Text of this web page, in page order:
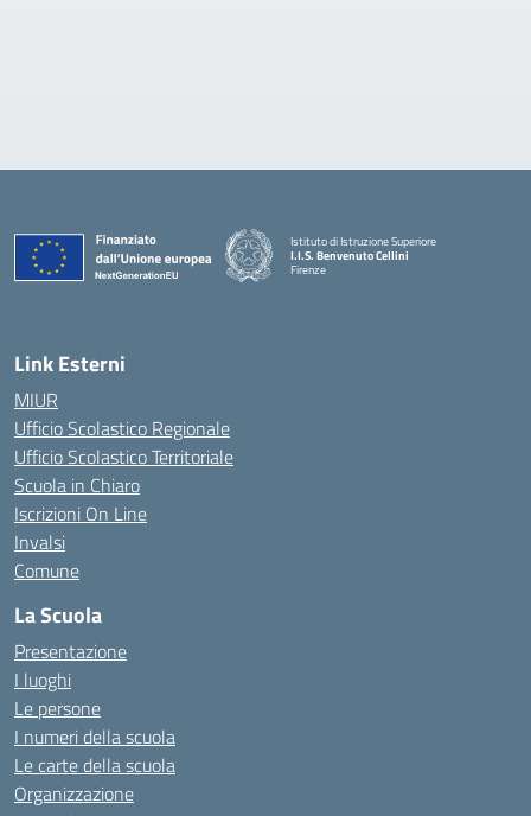
Istituto di Istruzione Superiore
I.I.S. Benvenuto Cellini
Firenze
Link Esterni
MIUR
Ufficio Scolastico Regionale
Ufficio Scolastico Territoriale
Scuola in Chiaro
Iscrizioni On Line
Invalsi
Comune
La Scuola
Presentazione
I luoghi
Le persone
I numeri della scuola
Le carte della scuola
Organizzazione